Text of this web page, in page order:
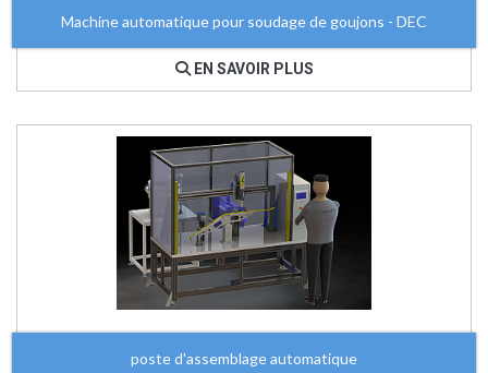
Machine automatique pour soudage de goujons - DEC
EN SAVOIR PLUS
poste d'assemblage automatique